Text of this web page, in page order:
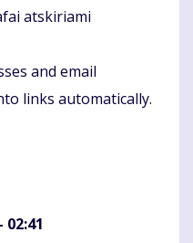
atskiriami
and email
links automatically.
02:41